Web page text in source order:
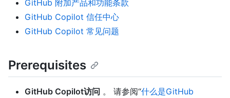
GitHub 附加产品和功能条款
GitHub Copilot 信任中心
GitHub Copilot 常见问题
Prerequisites
GitHub Copilot访问 。 请参阅“什么是GitHub